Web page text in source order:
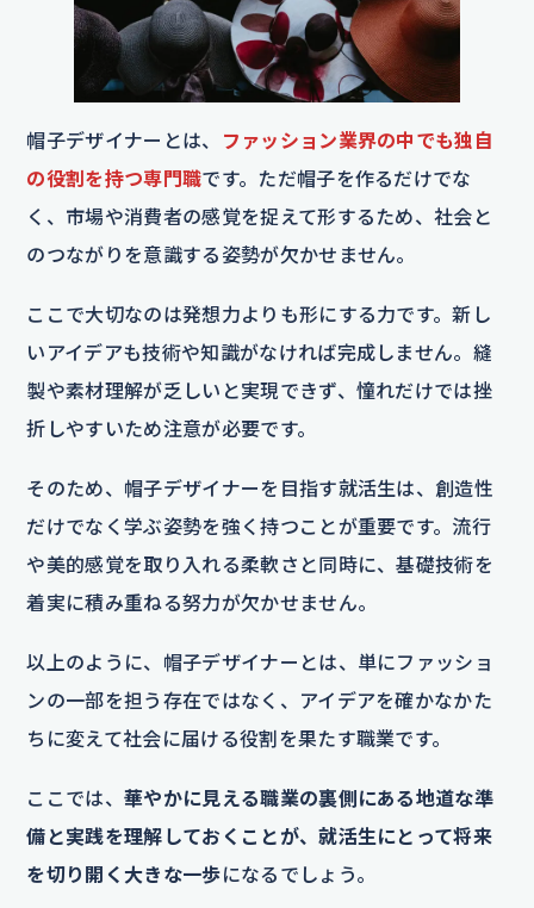
帽子デザイナーとは、
ファッション業界の中でも独自
の役割を持つ専門職です。ただ帽子を作るだけでな
く、市場や消費者の感覚を捉えて形するため、社会と
のつながりを意識する姿勢が欠かせません。
ここで大切なのは発想力よりも形にする力です。新し
いアイデアも技術や知識がなければ完成しません。縫
製や素材理解が乏しいと実現できず、憧れだけでは挫
折しやすいため注意が必要です。
そのため、帽子デザイナーを目指す就活生は、創造性
だけでなく学ぶ姿勢を強く持つことが重要です。流行
や美的感覚を取り入れる柔軟さと同時に、基礎技術を
着実に積み重ねる努力が欠かせません。
以上のように、帽子デザイナーとは、単にファッショ
ンの一部を担う存在ではなく、アイデアを確かなかた
ちに変えて社会に届ける役割を果たす職業です。
ここでは、 華やかに見える職業の裏側にある地道な準
備と実践を理解しておくことが、就活生にとって将来
を切り開く大きな一歩になるでしょう。